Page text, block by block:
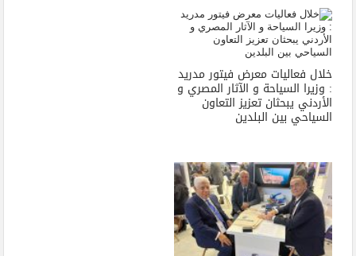
خلال فعاليات معرض فيتور مدريد
: وزيرا السياحة و الآثار المصري و
الأردني يبحثان تعزيز التعاون
السياحي بين البلدين